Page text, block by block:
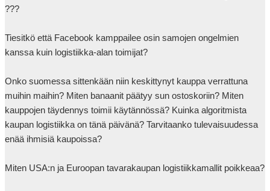
???
Tiesitkö että Facebook kamppailee osin samojen ongelmien
kanssa kuin logistiikka-alan toimijat?
Onko suomessa sittenkään niin keskittynyt kauppa verrattuna
muihin maihin? Miten banaanit päätyy sun ostoskoriin? Miten
kauppojen täydennys toimii käytännössä? Kuinka algoritmista
kaupan logistiikka on tänä päivänä? Tarvitaanko tulevaisuudessa
enää ihmisiä kaupoissa?
Miten USA:n ja Euroopan tavarakaupan logistiikkamallit poikkeaa?